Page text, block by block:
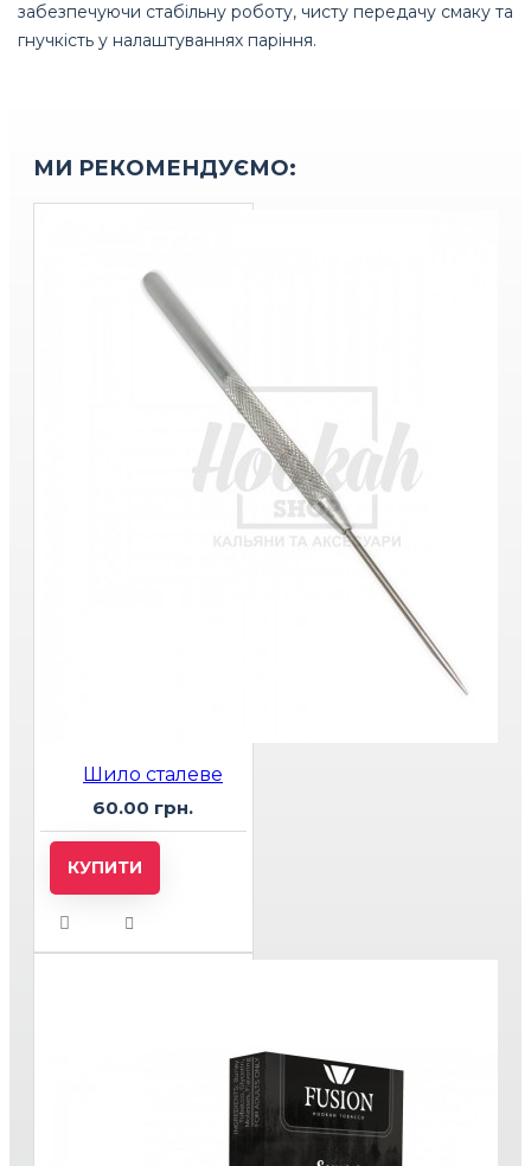
забезпечуючи стабільну роботу, чисту передачу смаку та
гнучкість у налаштуваннях паріння.
МИ РЕКОМЕНДУЄМО:
Шило сталеве
60.00 грн.
КУПИТИ